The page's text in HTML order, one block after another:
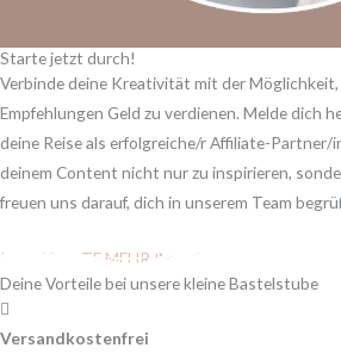
Starte jetzt durch!
Verbinde deine Kreativität mit der
Empfehlungen Geld zu verdienen. Melde dich
deine Reise als erfolgreiche/r Affiliate-Partner/
deinem Content nicht nur zu inspirieren,
freuen uns darauf, dich in unserem Team
ICH MÖCHTE MEHR INFOS
Deine Vorteile bei unsere kleine Bastelstube
Versandkostenfrei